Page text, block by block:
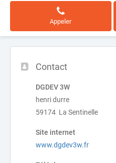
Appeler
Contact
DGDEV 3W
henri durre
59174 La Sentinelle
Site internet
www.dgdev3w.fr